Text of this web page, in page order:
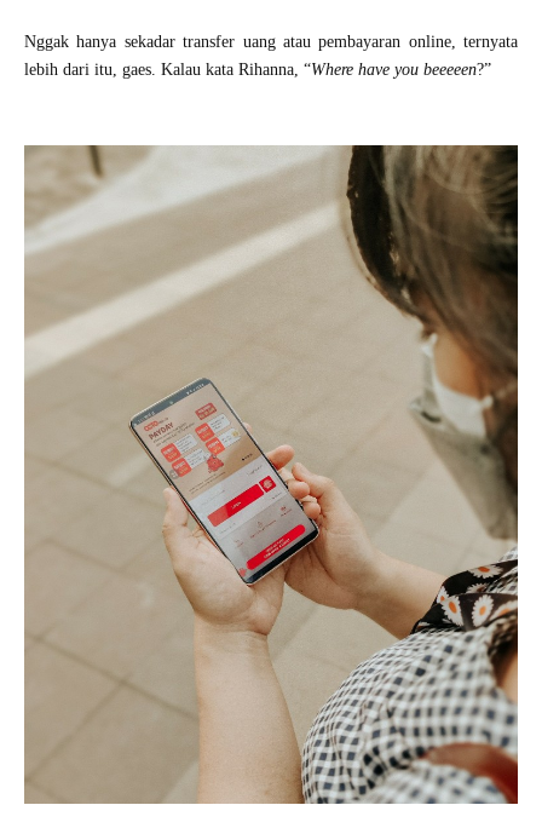
Nggak hanya sekadar transfer uang atau pembayaran online, ternyata
lebih dari itu, gaes. Kalau kata Rihanna, “Where have you beeeeen?”